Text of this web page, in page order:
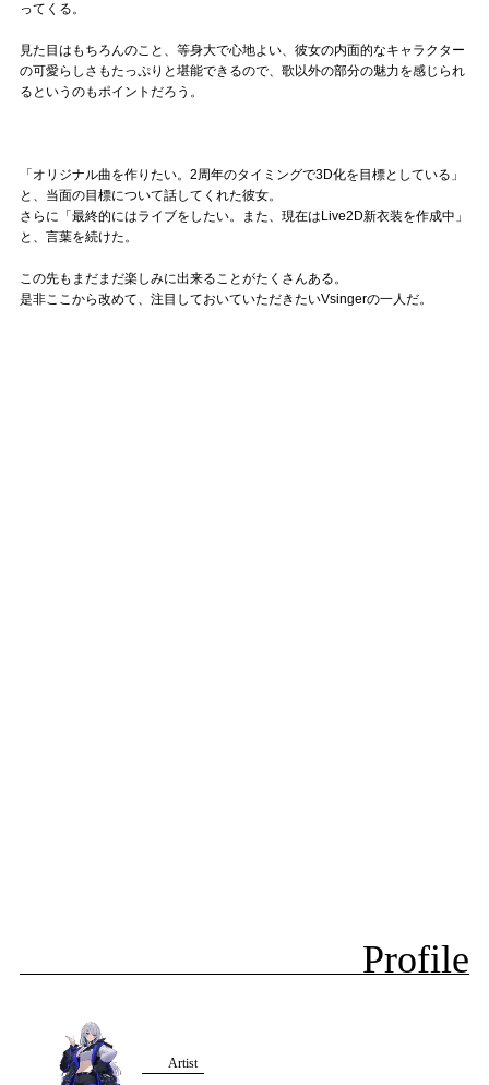
ってくる。
見た目はもちろんのこと、等身大で心地よい、彼女の内面的なキャラクター
の可愛らしさもたっぷりと堪能できるので、歌以外の部分の魅力を感じられ
るというのもポイントだろう。
「オリジナル曲を作りたい。2周年のタイミングで3D化を目標としている」
と、当面の目標について話してくれた彼女。
さらに「最終的にはライブをしたい。また、現在はLive2D新衣装を作成中」
と、言葉を続けた。
この先もまだまだ楽しみに出来ることがたくさんある。
是非ここから改めて、注目しておいていただきたいVsingerの一人だ。
Profile
Artist